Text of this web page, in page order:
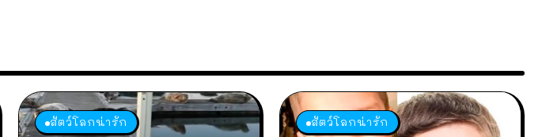
สัตว์โลกน่ารัก สัตว์โลกน่ารัก